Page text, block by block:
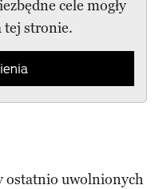
cele mogły
tej stronie.
ostatnio uwolnionych